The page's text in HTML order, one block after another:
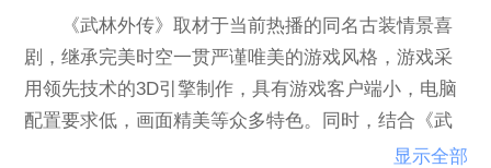
《武林外传》取材于当前热播的同名古装情景喜
剧，继承完美时空一贯严谨唯美的游戏风格，游戏采
用领先技术的3D引擎制作，具有游戏客户端小，电脑
配置要求低，画面精美等众多特色。同时，结合《武
林外传》电视剧的诸多受观众欢迎的特点，完美时空
显示全部